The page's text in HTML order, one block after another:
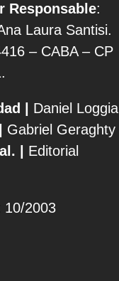
Responsable:
Laura Santisi.
– CABA – CP
|
Daniel Loggia
Gabriel Geraghty
|
Editorial
10/2003